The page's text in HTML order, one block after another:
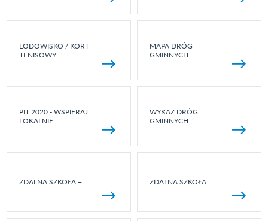
LODOWISKO / KORT
TENISOWY
MAPA DRÓG
GMINNYCH
PIT 2020 - WSPIERAJ
LOKALNIE
WYKAZ DRÓG
GMINNYCH
ZDALNA SZKOŁA + ZDALNA SZKOŁA